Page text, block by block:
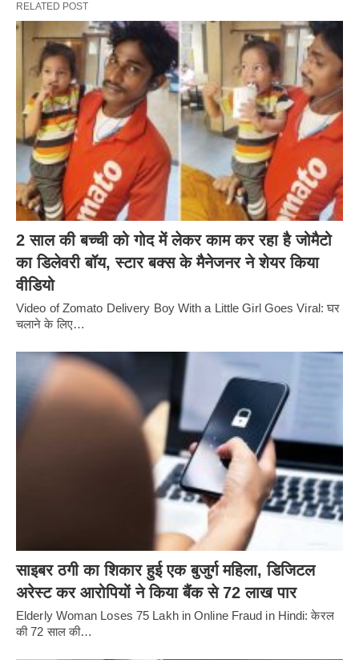
RELATED POST
2 साल की बच्ची को गोद में लेकर काम कर रहा है जोमैटो
का डिलेवरी बॉय, स्टार बक्स के मैनेजनर ने शेयर किया
वीडियो
Video of Zomato Delivery Boy With a Little Girl Goes Viral: घर
चलाने के लिए…
साइबर ठगी का शिकार हुई एक बुजुर्ग महिला, डिजिटल
अरेस्ट कर आरोपियों ने किया बैंक से 72 लाख पार
Elderly Woman Loses 75 Lakh in Online Fraud in Hindi: केरल
की 72 साल की…